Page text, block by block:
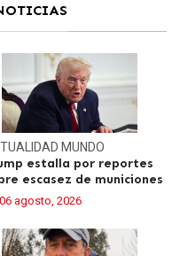
MUNDO
estalla por reportes
escasez de municiones
06 agosto, 2026